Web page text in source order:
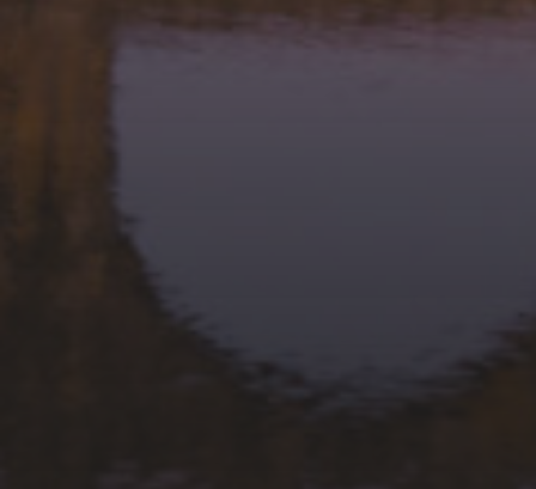
1ER PLATEAU JEUNES